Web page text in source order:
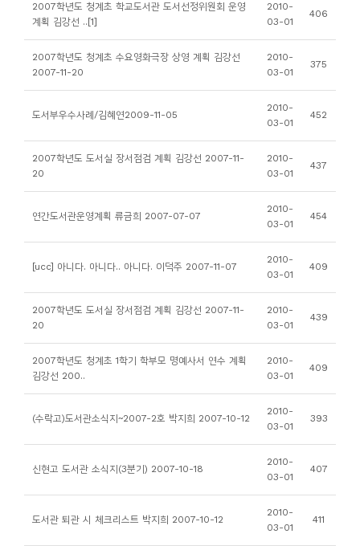
2007학년도 청계초 학교도서관 도서선정위원회 운영
계획 김강선 ..[1]
2010-
03-01
406
2007학년도 청계초 수요영화극장 상영 계획 김강선
2007-11-20
2010-
03-01
375
도서부우수사례/김혜연2009-11-05
2010-
03-01
452
2007학년도 도서실 장서점검 계획 김강선 2007-11-
20
2010-
03-01
437
연간도서관운영계획 류금희 2007-07-07
2010-
03-01
454
[ucc] 아니다. 아니다.. 아니다. 이덕주 2007-11-07
2010-
03-01
409
2007학년도 도서실 장서점검 계획 김강선 2007-11-
20
2010-
03-01
439
2007학년도 청계초 1학기 학부모 명예사서 연수 계획
김강선 200..
2010-
03-01
409
(수락고)도서관소식지~2007-2호 박지희 2007-10-12
2010-
03-01
393
신현고 도서관 소식지(3분기) 2007-10-18
2010-
03-01
407
도서관 퇴관 시 체크리스트 박지희 2007-10-12
2010-
03-01
411
아
첩
자
및